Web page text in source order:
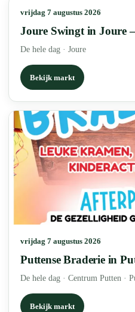
vrijdag 7 augustus 2026
Joure Swingt in Joure
De hele dag · Joure
Bekijk markt
vrijdag 7 augustus 2026
Puttense Braderie in
De hele dag · Centrum Putten ·
Bekijk markt